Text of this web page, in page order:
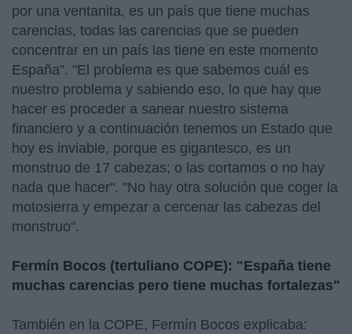
por una ventanita, es un país que tiene muchas
carencias, todas las carencias que se pueden
concentrar en un país las tiene en este momento
España". "El problema es que sabemos cuál es
nuestro problema y sabiendo eso, lo que hay que
hacer es proceder a sanear nuestro sistema
financiero y a continuación tenemos un Estado que
hoy es inviable, porque es gigantesco, es un
monstruo de 17 cabezas; o las cortamos o no hay
nada que hacer". "No hay otra solución que coger la
motosierra y empezar a cercenar las cabezas del
monstruo".
Fermín Bocos (tertuliano COPE): "España tiene
muchas carencias pero tiene muchas fortalezas"
También en la COPE, Fermín Bocos explicaba: